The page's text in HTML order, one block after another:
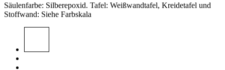
Säulenfarbe: Silberepoxid. Tafel: Weißwandtafel, Kreidetafel und
Stoffwand: Siehe Farbskala